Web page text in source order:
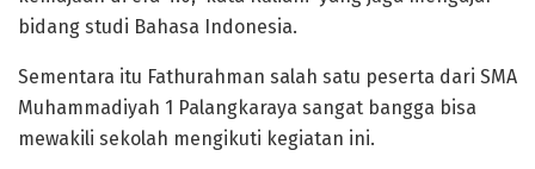
bidang studi Bahasa Indonesia.
Sementara itu Fathurahman salah satu peserta dari SMA
Muhammadiyah 1 Palangkaraya sangat bangga bisa
mewakili sekolah mengikuti kegiatan ini.